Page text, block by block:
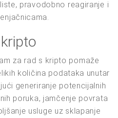
pravodobno reagiranje i
za rad s kripto pomaže
količina podataka unutar
generiranje potencijalnih
poruka, jamčenje povrata
usluge uz sklapanje